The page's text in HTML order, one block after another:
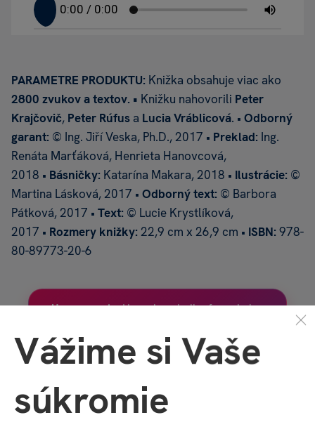
PARAMETRE PRODUKTU: Knižka obsahuje viac ako
2800 zvukov a textov. • Knižku nahovorili Peter
Krajčovič, Peter Rúfus a Lucia Vráblicová. • Odborný
garant: © Ing. Jiří Veska, Ph.D., 2017 • Preklad: Ing.
Renáta Marťáková, Henrieta Hanovcová,
2018 • Básničky: Katarína Makara, 2018 • Ilustrácie: ©
Martina Lásková, 2017 • Odborný text: © Barbora
Pátková, 2017 • Text: © Lucie Krystlíková,
2017 • Rozmery knižky: 22,9 cm x 26,9 cm • ISBN: 978-
80-89773-20-6
Upozornenie:Hovoriaca kniha funguje len
knihaelektronickú ceruzku NEOBSAHUJE
Ak ešte ceruzku nevlastníte, je potrebné si
ju zakúpiť.
Ceruzka 1.0
Vážime si Vaše
súkromie